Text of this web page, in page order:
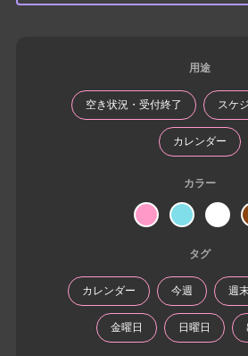
用途
空き状況・受付終了 スケ
カレンダー
カラー
タグ
カレンダー 今週 週
金曜日 日曜日